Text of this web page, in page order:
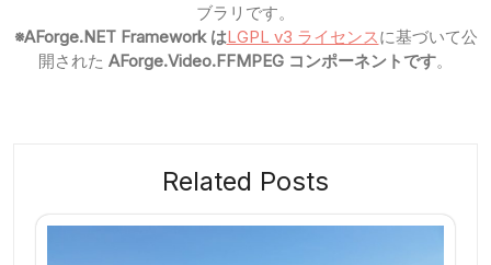
ブラリです。
※AForge.NET Framework はLGPL v3 ライセンスに基づいて公
開された AForge.Video.FFMPEG コンポーネントです。
Related Posts